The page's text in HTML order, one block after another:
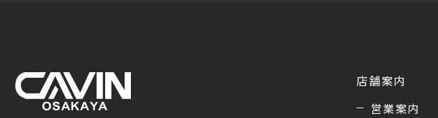
店舗案内
営業案内